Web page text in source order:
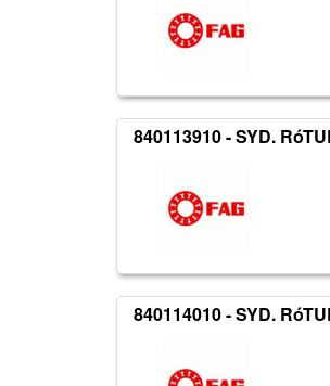
840113910 - SYD.
840114010 - SYD.